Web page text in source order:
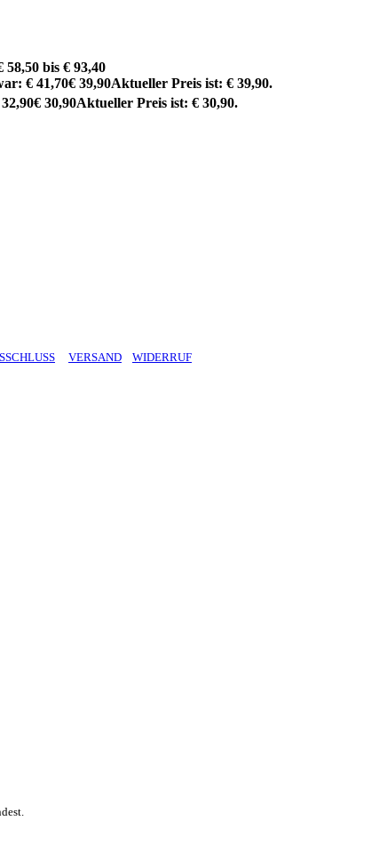
58,50 bis € 93,40
€ 41,70€ 39,90Aktueller Preis ist: € 39,90.
€ 30,90Aktueller Preis ist: € 30,90.
VERSAND
WIDERRUF